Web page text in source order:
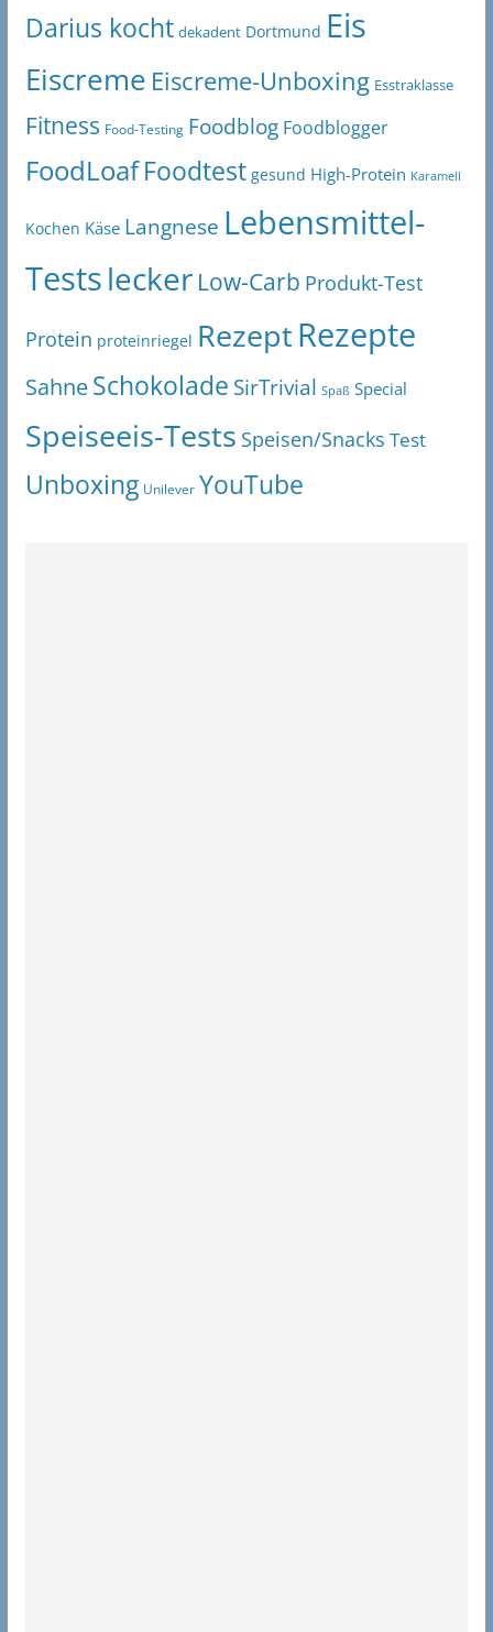
Darius kocht dekadent Dortmund Eis
Eiscreme Eiscreme-Unboxing Esstraklasse
Fitness Food-Testing Foodblog Foodblogger
FoodLoaf Foodtest gesund High-Protein Karamell
Kochen Käse Langnese Lebensmittel-
Testslecker Low-Carb Produkt-Test
Protein proteinriegel RezeptRezepte
SahneSchokolade SirTrivial Spaß Special
Speiseeis-Tests Speisen/Snacks Test
Unboxing Unilever YouTube